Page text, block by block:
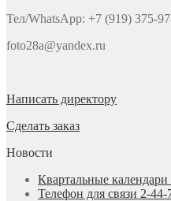
Тел/WhatsApp: +7 (919) 375-
foto28a@yandex.ru
Написать директору
Сделать заказ
Новости
Квартальные календари
Телефон для связи 2-